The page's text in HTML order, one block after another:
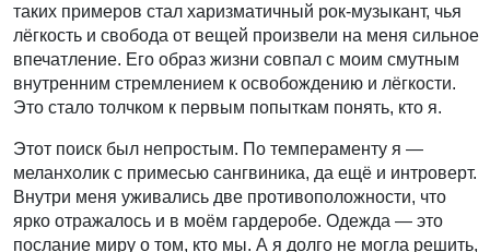
таких примеров стал харизматичный рок-музыкант, чья
лёгкость и свобода от вещей произвели на меня сильное
впечатление. Его образ жизни совпал с моим смутным
внутренним стремлением к освобождению и лёгкости.
Это стало толчком к первым попыткам понять, кто я.
Этот поиск был непростым. По темпераменту я —
меланхолик с примесью сангвиника, да ещё и интроверт.
Внутри меня уживались две противоположности, что
ярко отражалось и в моём гардеробе. Одежда — это
послание миру о том, кто мы. А я долго не могла решить,